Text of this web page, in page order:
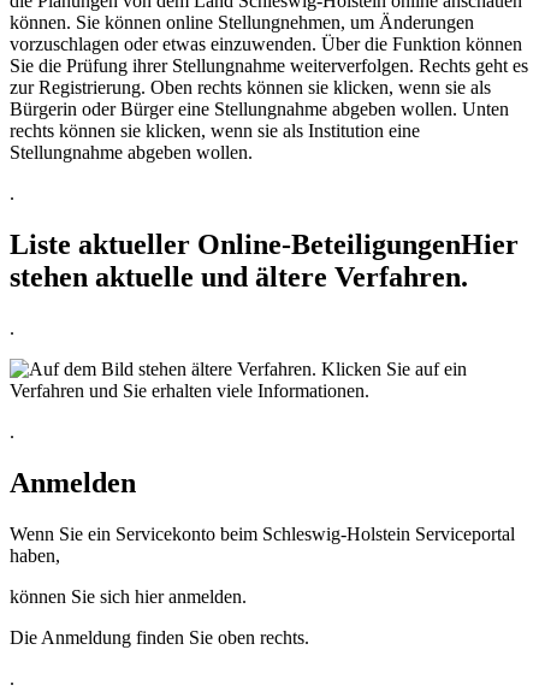
.
Liste aktueller Online-BeteiligungenHier
stehen aktuelle und ältere Verfahren.
.
.
Anmelden
Wenn Sie ein Servicekonto beim Schleswig-Holstein Serviceportal
haben,
können Sie sich hier anmelden.
Die Anmeldung finden Sie oben rechts.
.